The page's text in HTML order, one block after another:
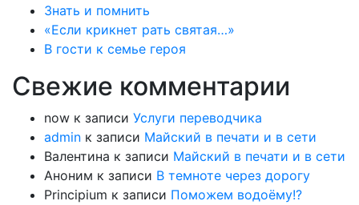
Знать и помнить
«Если крикнет рать святая…»
В гости к семье героя
Свежие комментарии
now к записи Услуги переводчика
admin к записи Майский в печати и в сети
Валентина к записи Майский в печати и в сети
Аноним к записи В темноте через дорогу
Principium к записи Поможем водоёму!?